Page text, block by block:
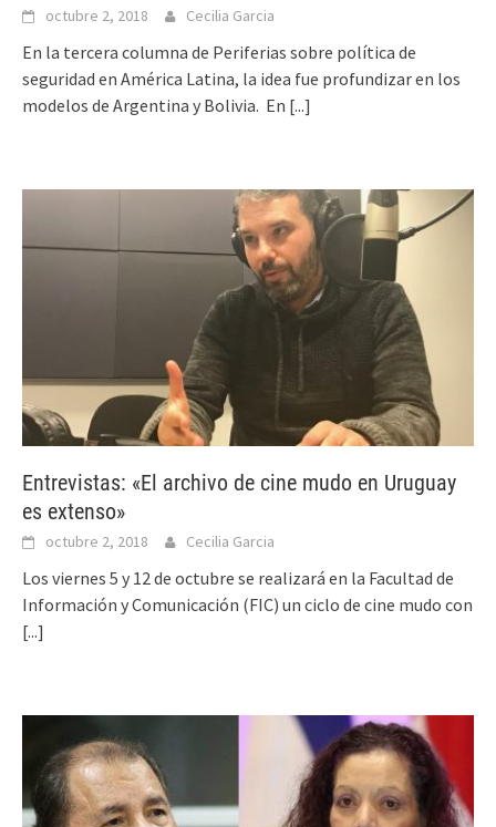
octubre 2, 2018 Cecilia Garcia
En la tercera columna de Periferias sobre política de
seguridad en América Latina, la idea fue profundizar en los
modelos de Argentina y Bolivia. En [...]
Entrevistas: «El archivo de cine mudo en Uruguay
es extenso»
octubre 2, 2018 Cecilia Garcia
Los viernes 5 y 12 de octubre se realizará en la Facultad de
Información y Comunicación (FIC) un ciclo de cine mudo con
[...]